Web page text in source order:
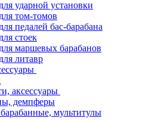
ударной установки
том-томов
педалей бас-барабана
стоек
маршевых барабанов
литавр
аксессуары
демпферы
мультитулы